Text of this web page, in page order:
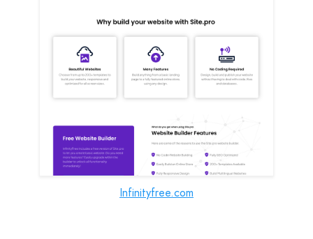
Infinityfree.com